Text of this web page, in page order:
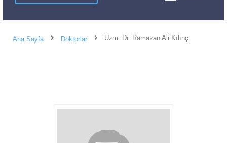
Ana Sayfa Doktorlar Uzm. Dr. Ramazan Ali Kılınç